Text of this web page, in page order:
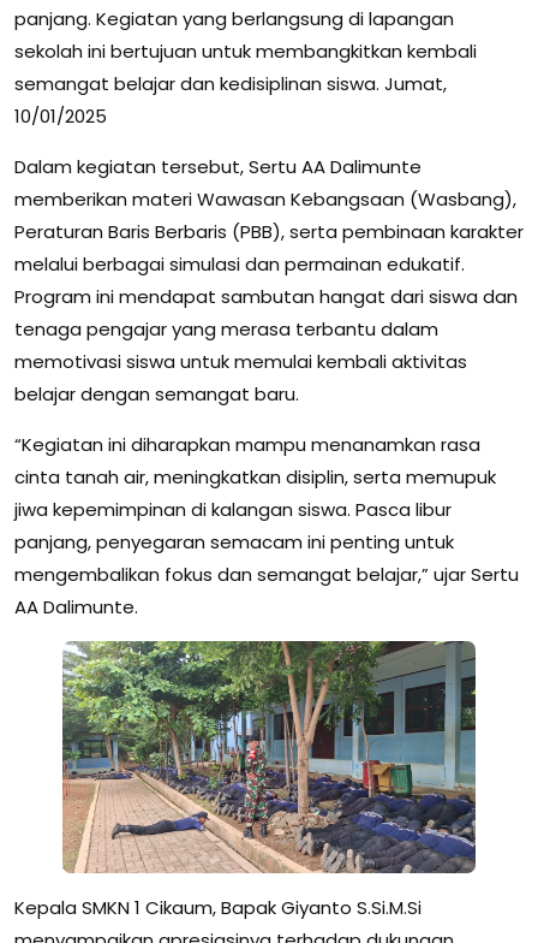
panjang. Kegiatan yang berlangsung di lapangan
sekolah ini bertujuan untuk membangkitkan kembali
semangat belajar dan kedisiplinan siswa. Jumat,
10/01/2025
Dalam kegiatan tersebut, Sertu AA Dalimunte
memberikan materi Wawasan Kebangsaan (Wasbang),
Peraturan Baris Berbaris (PBB), serta pembinaan karakter
melalui berbagai simulasi dan permainan edukatif.
Program ini mendapat sambutan hangat dari siswa dan
tenaga pengajar yang merasa terbantu dalam
memotivasi siswa untuk memulai kembali aktivitas
belajar dengan semangat baru.
“Kegiatan ini diharapkan mampu menanamkan rasa
cinta tanah air, meningkatkan disiplin, serta memupuk
jiwa kepemimpinan di kalangan siswa. Pasca libur
panjang, penyegaran semacam ini penting untuk
mengembalikan fokus dan semangat belajar,” ujar Sertu
AA Dalimunte.
Kepala SMKN 1 Cikaum, Bapak Giyanto S.Si.M.Si